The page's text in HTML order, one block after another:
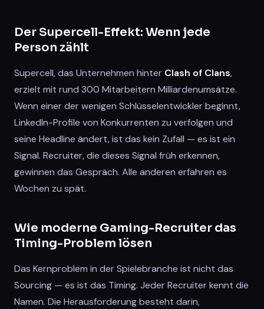
Der Supercell-Effekt: Wenn jede
Person zählt
Supercell, das Unternehmen hinter Clash of Clans,
erzielt mit rund 300 Mitarbeitern Milliardenumsätze.
Wenn einer der wenigen Schlüsselentwickler beginnt,
LinkedIn-Profile von Konkurrenten zu verfolgen und
seine Headline ändert, ist das kein Zufall — es ist ein
Signal. Recruiter, die dieses Signal früh erkennen,
gewinnen das Gespräch. Alle anderen erfahren es
Wochen zu spät.
Wie moderne Gaming-Recruiter das
Timing-Problem lösen
Das Kernproblem in der Spielebranche ist nicht das
Sourcing — es ist das Timing. Jeder Recruiter kennt die
Namen. Die Herausforderung besteht darin,